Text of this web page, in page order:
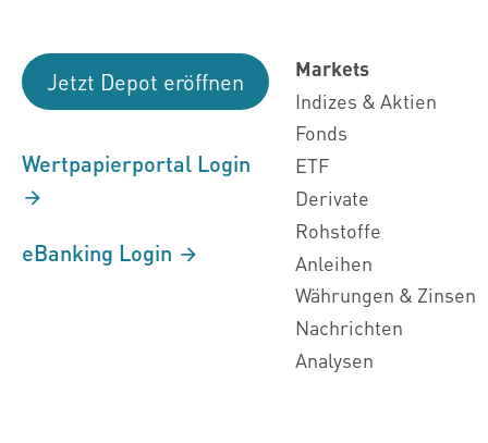
Jetzt Depot eröffnen
Wertpapierportal Login
eBanking Login
Markets
Indizes & Aktien
Fonds
ETF
Derivate
Rohstoffe
Anleihen
Währungen & Zinsen
Nachrichten
Analysen